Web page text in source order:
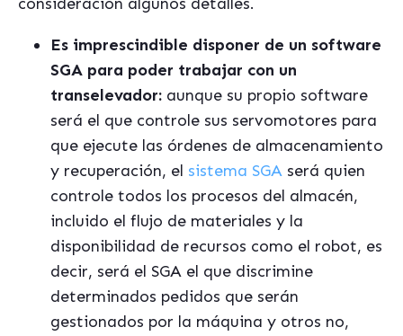
consideración algunos detalles.
Es imprescindible disponer de un software
SGA para poder trabajar con un
transelevador: aunque su propio software
será el que controle sus servomotores para
que ejecute las órdenes de almacenamiento
y recuperación, el sistema SGA será quien
controle todos los procesos del almacén,
incluido el flujo de materiales y la
disponibilidad de recursos como el robot, es
decir, será el SGA el que discrimine
determinados pedidos que serán
gestionados por la máquina y otros no,